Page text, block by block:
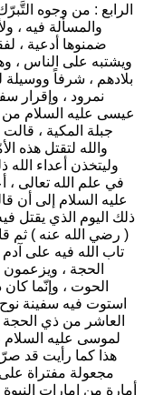
الرابع : من وجوه
والمسألة فيه ،
ضمنوها أدعية ،
ويشتبه على الناس ،
بلادهم ، شرفاً ووسيلة
نمرود ، وإقرار
عيسى عليه السلام
جبلة المكية ،
والله لتقتل هذه
وليتخذن أعداء
في علم الله تعالى ،
عليه السلام إلى أن
ذلك اليوم الذي يقتل
( رضي الله عنه ) ثم
تاب الله فيه على
الحجة ،
الحوت ، وإنّما
استوت فيه سفينة
العاشر من ذي الحجة
لموسى عليه السلام
هذا كما رأيت قد
مجعولة مفتراة
أمارة من إمارات